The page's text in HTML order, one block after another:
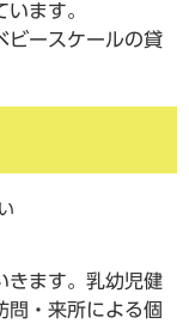
ます。
ースケールの貸
ます。乳幼児健
問・来所による個